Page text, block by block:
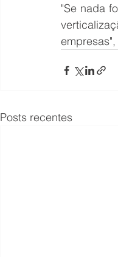
"Se nada
Posts recentes